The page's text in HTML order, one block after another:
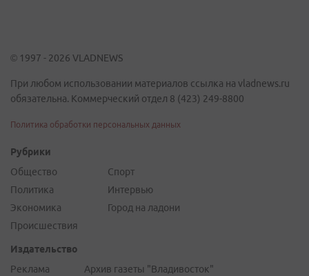
© 1997 - 2026 VLADNEWS
При любом использовании материалов ссылка на vladnews.ru
обязательна. Коммерческий отдел 8 (423) 249-8800
Политика обработки персональных данных
Рубрики
Общество
Политика
Экономика
Происшествия
Спорт
Интервью
Город на ладони
Издательство
Реклама
Архив газеты "Владивосток"